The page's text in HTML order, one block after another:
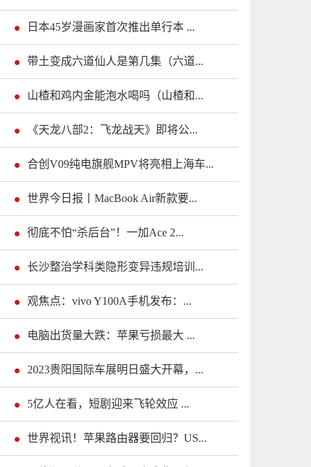
日本45岁漫画家首次推出单行本 ...
带土变成六道仙人是第几集（六道...
山楂和鸡内金能泡水喝吗（山楂和...
《天龙八部2：飞龙战天》即将公...
合创V09纯电旗舰MPV将亮相上海车...
世界今日报丨MacBook Air新款要...
彻底不怕“杀后台”！一加Ace 2...
长沙整治学科类隐形变异违规培训...
观焦点：vivo Y100A手机发布：...
电脑出货量大跌：苹果亏损最大 ...
2023贵阳国际车展明日盛大开幕，...
5亿人在看，短剧迎来飞轮效应 ...
世界视讯！苹果路由器要回归？US...